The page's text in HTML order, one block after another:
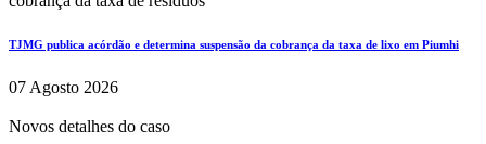
TJMG publica acórdão e determina suspensão da cobrança da taxa de lixo em Piumhi
07 Agosto 2026
Novos detalhes do caso